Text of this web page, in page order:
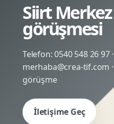
Siirt
görüşmesi
Telefon:0540 548 26 97
merhaba@crea-tif.com
görüşme
İletişime Geç